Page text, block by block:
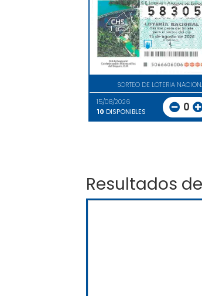
SORTEO DE LOTERIA
15/08/2026
10 DISPONIBLES 0
Resultados